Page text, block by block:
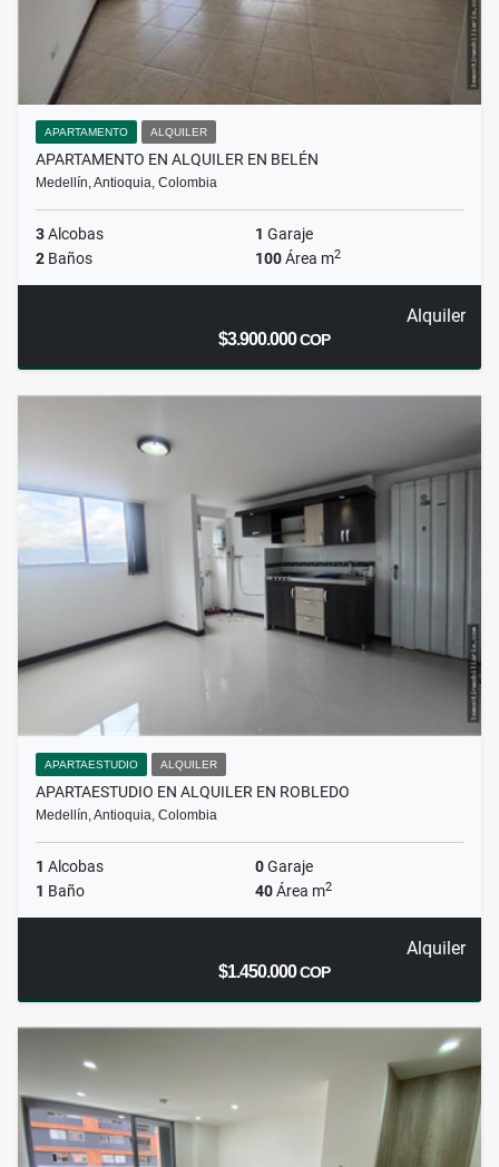
APARTAMENTO ALQUILER
APARTAMENTO EN ALQUILER EN BELÉN
Medellín, Antioquia, Colombia
3Alcobas 1 Garaje
2 Baños 100Área m2
Alquiler
$3.900.000COP
APARTAESTUDIO ALQUILER
APARTAESTUDIO EN ALQUILER EN ROBLEDO
Medellín, Antioquia, Colombia
1 Alcobas 0Garaje
1 Baño 40Área m2
Alquiler
$1.450.000COP